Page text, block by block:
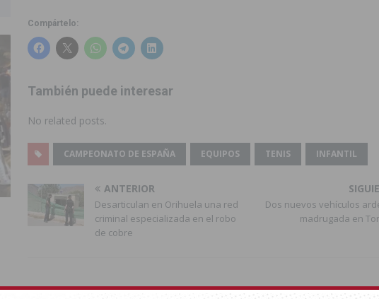
Compártelo:
También puede interesar
No related posts.
CAMPEONATO DE ESPAÑA EQUIPOS TENIS INFANTIL
ANTERIOR
Desarticulan en Orihuela una red
criminal especializada en el robo
de cobre
Dos nuevos vehículos
madrugada en